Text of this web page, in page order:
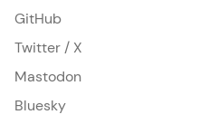
GitHub
Twitter / X
Mastodon
Bluesky